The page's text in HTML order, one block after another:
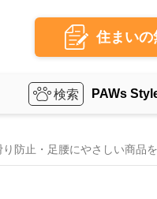
住まいの
PAWs
防止・足腰にやさしい商品